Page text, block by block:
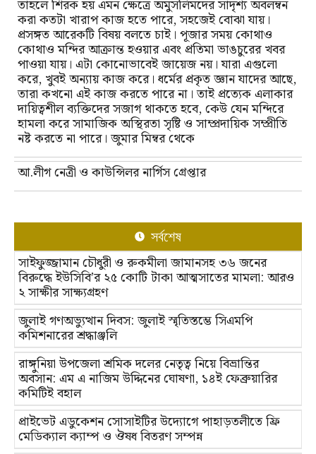
তাহলে শিরক হয় এমন ক্ষেত্রে অমুসলিমদের সাদৃশ্য অবলম্বন
করা কতটা খারাপ কাজ হতে পারে, সহজেই বোঝা যায়।
প্রসঙ্গত আরেকটি বিষয় বলতে চাই। পূজার সময় কোথাও
কোথাও মন্দির আক্রান্ত হওয়ার এবং প্রতিমা ভাঙচুরের খবর
পাওয়া যায়। এটা কোনোভাবেই জায়েজ নয়। যারা এগুলো
করে, খুবই অন্যায় কাজ করে। ধর্মের প্রকৃত জ্ঞান যাদের আছে,
তারা কখনো এই কাজ করতে পারে না। তাই প্রত্যেক এলাকার
দায়িত্বশীল ব্যক্তিদের সজাগ থাকতে হবে, কেউ যেন মন্দিরে
হামলা করে সামাজিক অস্থিরতা সৃষ্টি ও সাম্প্রদায়িক সম্প্রীতি
নষ্ট করতে না পারে। জুমার মিম্বর থেকে
আ.লীগ নেত্রী ও কাউন্সিলর নার্গিস গ্রেপ্তার
সর্বশেষ
সাইফুজ্জামান চৌধুরী ও রুকমীলা জামানসহ ৩৬ জনের
বিরুদ্ধে ইউসিবি’র ২৫ কোটি টাকা আত্মসাতের মামলা: আরও
২ সাক্ষীর সাক্ষ্যগ্রহণ
জুলাই গণঅভ্যুত্থান দিবস: জুলাই স্মৃতিস্তম্ভে সিএমপি
কমিশনারের শ্রদ্ধাঞ্জলি
রাঙ্গুনিয়া উপজেলা শ্রমিক দলের নেতৃত্ব নিয়ে বিভ্রান্তির
অবসান: এম এ নাজিম উদ্দিনের ঘোষণা, ১৪ই ফেব্রুয়ারির
কমিটিই বহাল
প্রাইভেট এডুকেশন সোসাইটির উদ্যোগে পাহাড়তলীতে ফ্রি
মেডিক্যাল ক্যাম্প ও ঔষধ বিতরণ সম্পন্ন